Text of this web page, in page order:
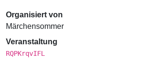
Organisiert von
Märchensommer
Veranstaltung
RQPKrqvIFL